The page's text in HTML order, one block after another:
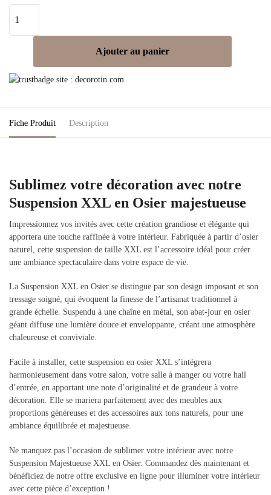
Ajouter au panier
Fiche Produit Description
Sublimez votre décoration avec notre
Suspension XXL en Osier majestueuse
Impressionnez vos invités avec cette création grandiose et élégante qui
apportera une touche raffinée à votre intérieur. Fabriquée à partir d’osier
naturel, cette suspension de taille XXL est l’accessoire idéal pour créer
une ambiance spectaculaire dans votre espace de vie.
La Suspension XXL en Osier se distingue par son design imposant et son
tressage soigné, qui évoquent la finesse de l’artisanat traditionnel à
grande échelle. Suspendu à une chaîne en métal, son abat-jour en osier
géant diffuse une lumière douce et enveloppante, créant une atmosphère
chaleureuse et conviviale.
Facile à installer, cette suspension en osier XXL s’intégrera
harmonieusement dans votre salon, votre salle à manger ou votre hall
d’entrée, en apportant une note d’originalité et de grandeur à votre
décoration. Elle se mariera parfaitement avec des meubles aux
proportions généreuses et des accessoires aux tons naturels, pour une
ambiance équilibrée et majestueuse.
Ne manquez pas l’occasion de sublimer votre intérieur avec notre
Suspension Majestueuse XXL en Osier. Commandez dès maintenant et
bénéficiez de notre offre exclusive en ligne pour illuminer votre intérieur
avec cette pièce d’exception !